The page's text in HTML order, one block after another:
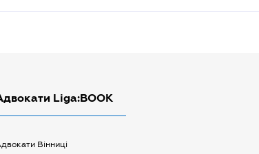
Liga:BOOK
Вінниці